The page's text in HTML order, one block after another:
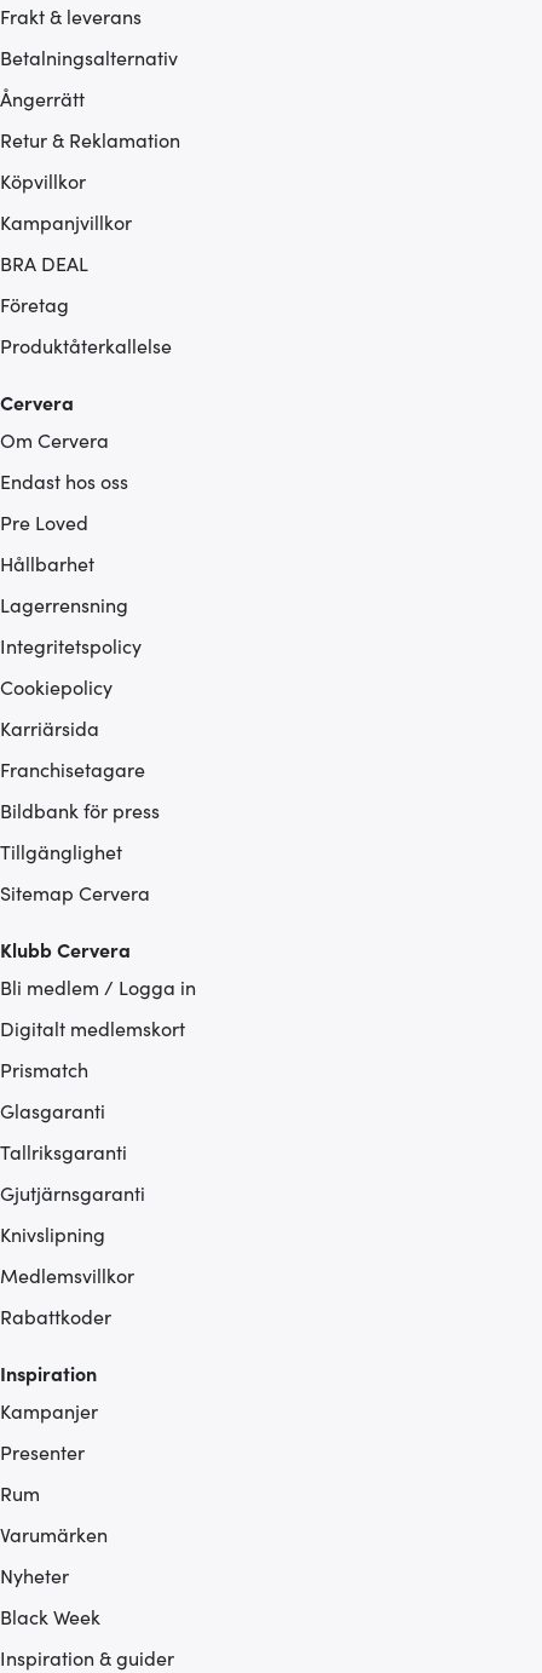
Frakt & leverans
Betalningsalternativ
Ångerrätt
Retur & Reklamation
Köpvillkor
Kampanjvillkor
BRA DEAL
Företag
Produktåterkallelse
Cervera
Om Cervera
Endast hos oss
Pre Loved
Hållbarhet
Lagerrensning
Integritetspolicy
Cookiepolicy
Karriärsida
Franchisetagare
Bildbank för press
Tillgänglighet
Sitemap Cervera
Klubb Cervera
Bli medlem / Logga in
Digitalt medlemskort
Prismatch
Glasgaranti
Tallriksgaranti
Gjutjärnsgaranti
Knivslipning
Medlemsvillkor
Rabattkoder
Inspiration
Kampanjer
Presenter
Rum
Varumärken
Nyheter
Black Week
Inspiration & guider